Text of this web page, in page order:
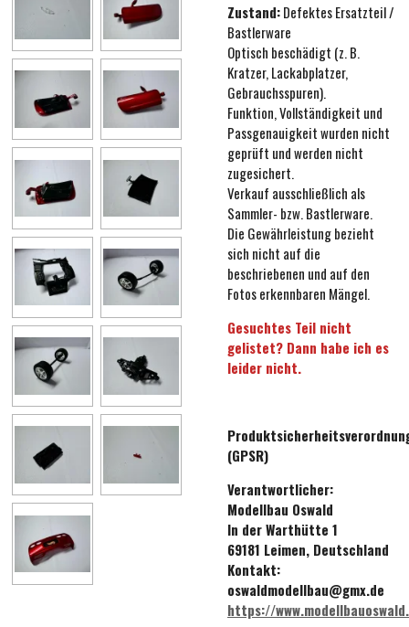
Zustand:Defektes Ersatzteil /
Bastlerware
Optisch beschädigt (z. B.
Kratzer, Lackabplatzer,
Gebrauchsspuren).
Funktion, Vollständigkeit und
Passgenauigkeit wurden nicht
geprüft und werden nicht
zugesichert.
Verkauf ausschließlich als
Sammler- bzw. Bastlerware.
Die Gewährleistung bezieht
sich nicht auf die
beschriebenen und auf den
Fotos erkennbaren Mängel.
Gesuchtes Teil nicht
gelistet? Dann habe ich es
leider nicht.
(GPSR)
Verantwortlicher:
Modellbau Oswald
In der Warthütte 1
69181 Leimen, Deutschland
Kontakt:
oswaldmodellbau@gmx.de
https://